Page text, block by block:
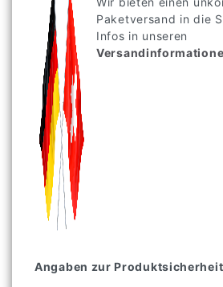
Paketversand in die
Infos in unseren
Angaben zur Produktsicherheit